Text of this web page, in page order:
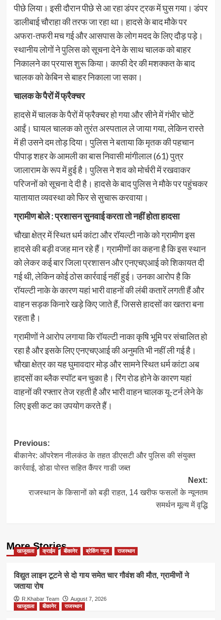
पीछे लिया। इसी दौरान पीछे से आ रहा डंपर ट्रक में घुस गया। डंपर
डालीबाई चौराहा की तरफ जा रहा था। हादसे के बाद मौके पर
अफरा-तफरी मच गई और आसपास के लोग मदद के लिए दौड़ पड़े।
स्थानीय लोगों ने पुलिस को सूचना देने के साथ चालक को बाहर
निकालने का प्रयास शुरू किया। काफी देर की मशक्कत के बाद
चालक को केबिन से बाहर निकाला जा सका।
चालक के पैरों में फ्रैक्चर
हादसे में चालक के पैरों में फ्रैक्चर हो गया और सीने में गंभीर चोटें
आईं। घायल चालक को तुरंत अस्पताल ले जाया गया, लेकिन रास्ते
में ही उसने दम तोड़ दिया। पुलिस ने बताया कि मृतक की पहचान
पीपाड़ शहर के आमली का बास निवासी मांगीलाल (61) पुत्र
जालाराम के रूप में हुई है। पुलिस ने शव को मोर्चरी में रखवाकर
परिजनों को सूचना दे दी है। हादसे के बाद पुलिस ने मौके पर पहुंचकर
यातायात व्यवस्था को फिर से सुचारू करवाया।
ग्रामीण बोले : प्रशासन सुनवाई करता तो नहीं होता हादसा
चौखा क्षेत्र में स्थित धर्म कांटा और रॉयल्टी नाके को ग्रामीण इस
हादसे की बड़ी वजह मान रहे हैं। ग्रामीणों का कहना है कि इस स्थान
को लेकर कई बार जिला प्रशासन और एनएचएआई को शिकायत दी
गई थी, लेकिन कोई ठोस कार्रवाई नहीं हुई। उनका आरोप है कि
रॉयल्टी नाके के कारण यहां भारी वाहनों की लंबी कतारें लगती हैं और
वाहन सड़क किनारे खड़े किए जाते हैं, जिससे हादसों का खतरा बना
रहता है।
ग्रामीणों ने आरोप लगाया कि रॉयल्टी नाका कृषि भूमि पर संचालित हो
रहा है और इसके लिए एनएचएआई की अनुमति भी नहीं ली गई है।
चौखा क्षेत्र का यह घुमावदार मोड़ और सामने स्थित धर्म कांटा अब
हादसों का ब्लैक स्पॉट बन चुका है। रिंग रोड होने के कारण यहां
वाहनों की रफ्तार तेज रहती है और भारी वाहन चालक यू-टर्न लेने के
लिए इसी कट का उपयोग करते हैं।
Post
navigation
Previous:
बीकानेर: ऑपरेशन नीलकंठ के तहत डीएसटी और पुलिस की संयुक्त
कार्रवाई, डोडा पोस्त सहित कैंपर गाडी जब्त
Next:
राजस्थान के किसानों को बड़ी राहत, 14 खरीफ फसलों के न्यूनतम
समर्थन मूल्य में वृद्धि
More Stories
खाजूवाला क्राईम बीकानेर ब्रेकिंग न्यूज राजस्थान
विद्युत लाइन टूटने से दो गाय समेत चार गौवंश की मौत, ग्रामीणों ने
जताया रोष
R.Khabar Team
August 7, 2026
खाजूवाला
बीकानेर राजस्थान